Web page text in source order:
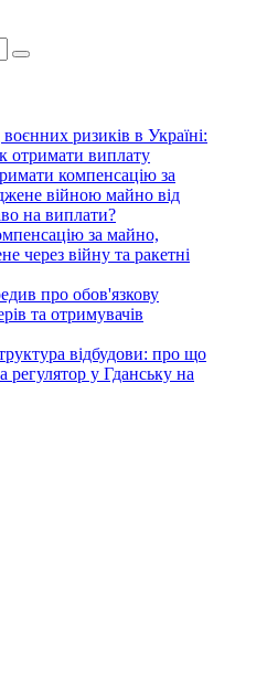
ризиків в Україні:
отримати виплату
компенсацію за
війною майно від
на виплати?
за майно,
через війну та ракетні
про обов'язкову
та отримувачів
відбудови: про що
регулятор у Гданську на